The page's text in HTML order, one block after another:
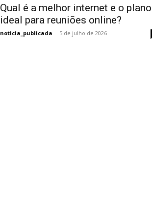
Qual é a melhor internet e o plano
ideal para reuniões online?
noticia_publicada - 5 de julho de 2026